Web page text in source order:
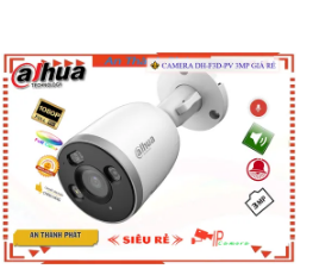
tiết kiệm thời gian Camera được đánh
giá cao về độ tin cậy và hiệu suất